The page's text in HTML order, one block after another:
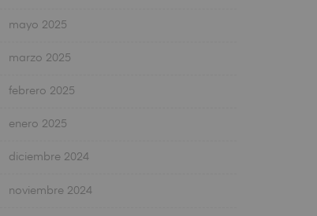
mayo 2025
marzo 2025
febrero 2025
enero 2025
diciembre 2024
noviembre 2024